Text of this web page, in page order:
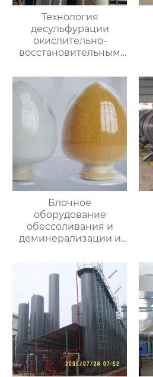
Технология
десульфурации
окислительно-
восстановительным
Блочное
оборудование
обессоливания и
деминерализации и